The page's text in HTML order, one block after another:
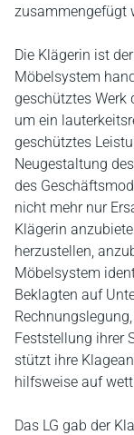
zusammengefügt
Die Klägerin ist
Möbelsystem
geschütztes Werk
um ein
geschütztes
Neugestaltung
des
nicht mehr nur
Klägerin
herzustellen,
Möbelsystem
Beklagten auf
Feststellung ihrer
stützt ihre
hilfsweise auf
Das LG gab der